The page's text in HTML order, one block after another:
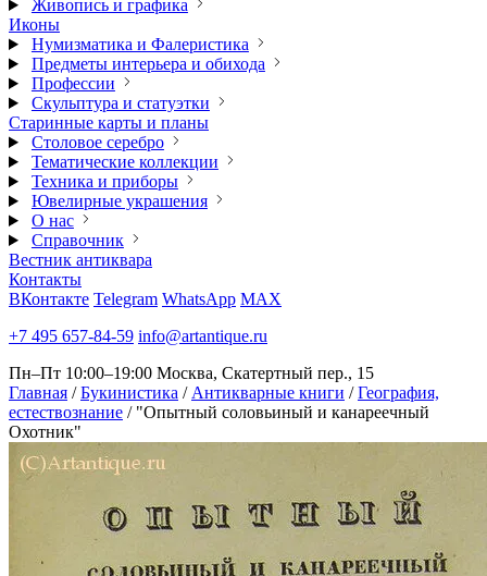
Живопись и графика
Иконы
Нумизматика и Фалеристика
Предметы интерьера и обихода
Профессии
Скульптура и статуэтки
Старинные карты и планы
Столовое серебро
Тематические коллекции
Техника и приборы
Ювелирные украшения
О нас
Справочник
Вестник антиквара
Контакты
ВКонтакте Telegram WhatsApp MAX
+7 495 657-84-59 info@artantique.ru
Пн–Пт 10:00–19:00 Москва, Скатертный пер., 15
Главная / Букинистика / Антикварные книги / География,
естествознание / "Опытный соловьиный и канареечный
Охотник"